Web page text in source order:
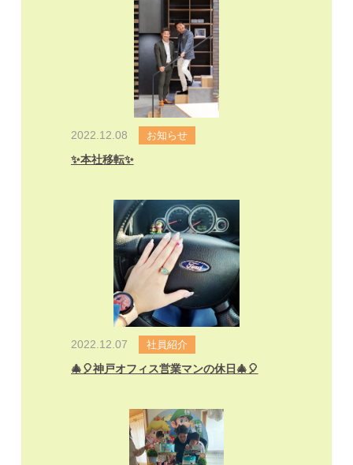
2022.12.08 お知らせ
✨本社移転✨
2022.12.07 社員紹介
🎄🎈神戸オフィス営業マンの休日🎄🎈